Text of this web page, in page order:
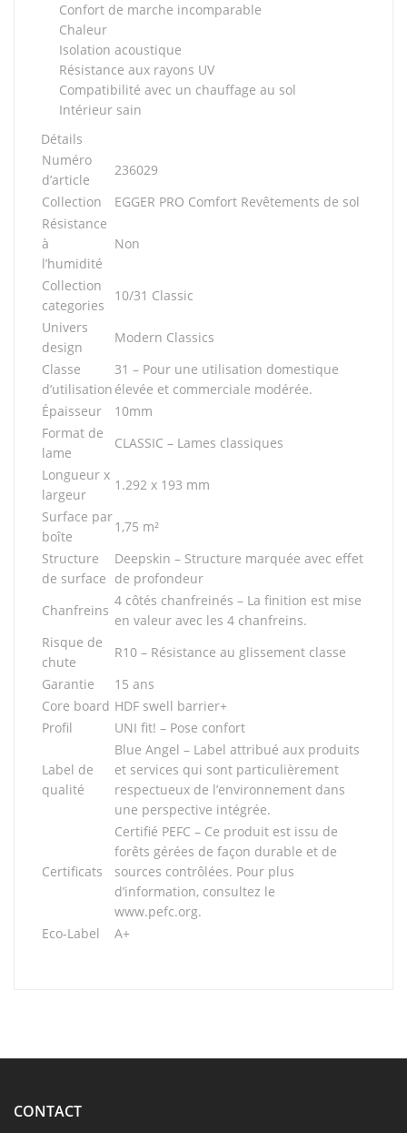
Confort de marche incomparable
Chaleur
Isolation acoustique
Résistance aux rayons UV
Compatibilité avec un chauffage au sol
Intérieur sain
Détails
Numéro
d’article
236029
Collection
EGGER PRO Comfort Revêtements de sol
Résistance
à
l’humidité
Non
Collection
categories
10/31 Classic
Univers
design
Modern Classics
Classe
d’utilisation
31 – Pour une utilisation domestique
élevée et commerciale modérée.
Épaisseur
10mm
Format de
lame
CLASSIC – Lames classiques
Longueur x
largeur
1.292 x 193 mm
Surface par
boîte
1,75 m²
Structure
de surface
Deepskin – Structure marquée avec effet
de profondeur
Chanfreins
4 côtés chanfreinés – La finition est mise
en valeur avec les 4 chanfreins.
Risque de
chute
R10 – Résistance au glissement classe
Garantie
15 ans
Core board HDF swell barrier+
Profil
UNI fit! – Pose confort
Label de
qualité
Blue Angel – Label attribué aux produits
et services qui sont particulièrement
respectueux de l’environnement dans
une perspective intégrée.
Certificats
Certifié PEFC – Ce produit est issu de
forêts gérées de façon durable et de
sources contrôlées. Pour plus
d’information, consultez le
www.pefc.org.
Eco-Label
A+
CONTACT